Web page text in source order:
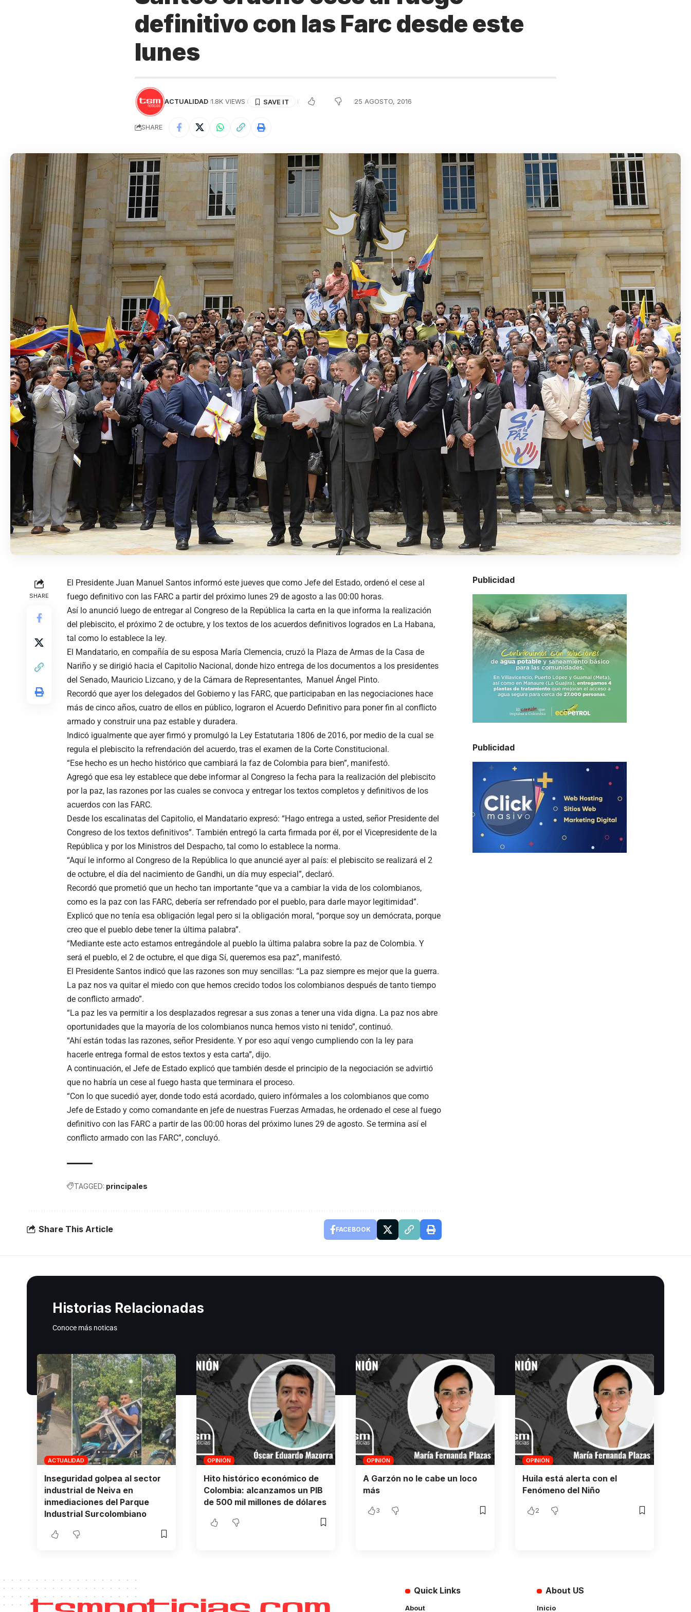
definitivo con las Farc desde este
lunes
ACTUALIDAD 1.8K VIEWS 25 AGOSTO, 2016
SHARE
SHARE
El Presidente Juan Manuel Santos informó este jueves que como Jefe del Estado, ordenó el cese al
fuego definitivo con las FARC a partir del próximo lunes 29 de agosto a las 00:00 horas.
Así lo anunció luego de entregar al Congreso de la República la carta en la que informa la realización
del plebiscito, el próximo 2 de octubre, y los textos de los acuerdos definitivos logrados en La Habana,
tal como lo establece la ley.
El Mandatario, en compañía de su esposa María Clemencia, cruzó la Plaza de Armas de la Casa de
Nariño y se dirigió hacia el Capitolio Nacional, donde hizo entrega de los documentos a los presidentes
del Senado, Mauricio Lizcano, y de la Cámara de Representantes, Manuel Ángel Pinto.
Recordó que ayer los delegados del Gobierno y las FARC, que participaban en las negociaciones hace
más de cinco años, cuatro de ellos en público, lograron el Acuerdo Definitivo para poner fin al conflicto
armado y construir una paz estable y duradera.
Indicó igualmente que ayer firmó y promulgó la Ley Estatutaria 1806 de 2016, por medio de la cual se
regula el plebiscito la refrendación del acuerdo, tras el examen de la Corte Constitucional.
“Ese hecho es un hecho histórico que cambiará la faz de Colombia para bien”, manifestó.
Agregó que esa ley establece que debe informar al Congreso la fecha para la realización del plebiscito
por la paz, las razones por las cuales se convoca y entregar los textos completos y definitivos de los
acuerdos con las FARC.
Desde los escalinatas del Capitolio, el Mandatario expresó: “Hago entrega a usted, señor Presidente del
Congreso de los textos definitivos”. También entregó la carta firmada por él, por el Vicepresidente de la
República y por los Ministros del Despacho, tal como lo establece la norma.
“Aquí le informo al Congreso de la República lo que anuncié ayer al país: el plebiscito se realizará el 2
de octubre, el día del nacimiento de Gandhi, un día muy especial”, declaró.
Recordó que prometió que un hecho tan importante “que va a cambiar la vida de los colombianos,
como es la paz con las FARC, debería ser refrendado por el pueblo, para darle mayor legitimidad”.
Explicó que no tenía esa obligación legal pero si la obligación moral, “porque soy un demócrata, porque
creo que el pueblo debe tener la última palabra”.
“Mediante este acto estamos entregándole al pueblo la última palabra sobre la paz de Colombia. Y
será el pueblo, el 2 de octubre, el que diga Sí, queremos esa paz”, manifestó.
El Presidente Santos indicó que las razones son muy sencillas: “La paz siempre es mejor que la guerra.
La paz nos va quitar el miedo con que hemos crecido todos los colombianos después de tanto tiempo
de conflicto armado”.
“La paz les va permitir a los desplazados regresar a sus zonas a tener una vida digna. La paz nos abre
oportunidades que la mayoría de los colombianos nunca hemos visto ni tenido”, continuó.
“Ahí están todas las razones, señor Presidente. Y por eso aquí vengo cumpliendo con la ley para
hacerle entrega formal de estos textos y esta carta”, dijo.
A continuación, el Jefe de Estado explicó que también desde el principio de la negociación se advirtió
que no habría un cese al fuego hasta que terminara el proceso.
“Con lo que sucedió ayer, donde todo está acordado, quiero infórmales a los colombianos que como
Jefe de Estado y como comandante en jefe de nuestras Fuerzas Armadas, he ordenado el cese al fuego
definitivo con las FARC a partir de las 00:00 horas del próximo lunes 29 de agosto. Se termina así el
conflicto armado con las FARC”, concluyó.
TAGGED: principales
Share This Article FACEBOOK
Publicidad
Publicidad
Historias Relacionadas
Conoce más noticas
ACTUALIDAD
Inseguridad golpea al sector
industrial de Neiva en
inmediaciones del Parque
Industrial Surcolombiano
OPINIÓN
Hito histórico económico de
Colombia: alcanzamos un PIB
de 500 mil millones de dólares
OPINIÓN
A Garzón no le cabe un loco
más
3
OPINIÓN
Huila está alerta con el
Fenómeno del Niño
2
Quick Links
About
About US
Inicio